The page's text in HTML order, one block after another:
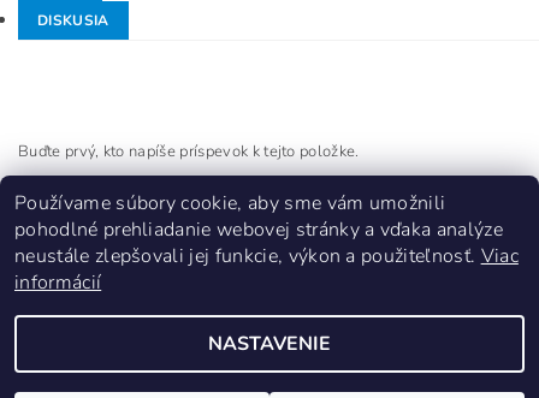
DISKUSIA
Buďte prvý, kto napíše príspevok k tejto položke.
Pridať komentár
2026 ©ps-sluzby, všetky práva vyhradenéUpraviť nastavenie cookies
Používame súbory cookie, aby sme vám umožnili
pohodlné prehliadanie webovej stránky a vďaka analýze
neustále zlepšovali jej funkcie, výkon a použiteľnosť. Viac
informácií
NASTAVENIE